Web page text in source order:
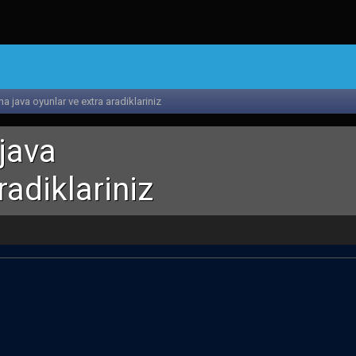
java oyunlar ve extra aradiklariniz